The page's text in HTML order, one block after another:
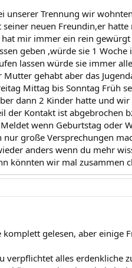
unserer Trennung wir
neuen Freundin,er
mir immer ein rein
geben ,würde sie 1
lassen würde sie immer
gehabt aber das
Mittag bis Sonntag Früh
dann 2 Kinder hatte und
der Kontakt ist abgebrochen
wenn Geburtstag oder
große Versprechungen
anders wenn du mehr
könnten wir mal zusammen
gelesen, aber einige
verpflichtet alles erdenkliche